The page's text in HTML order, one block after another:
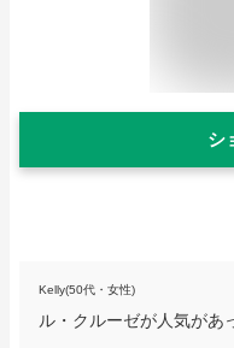
シ
Kelly(50代・女性)
ル・クルーゼが人気があ